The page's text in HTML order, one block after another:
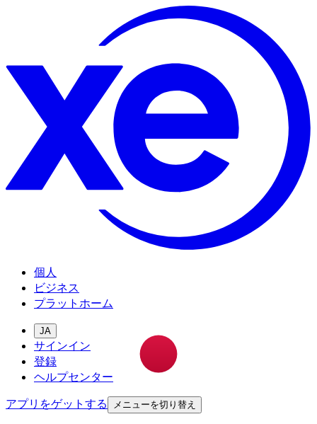
個人
ビジネス
プラットホーム
JA
サインイン
登録
ヘルプセンター
アプリをゲットする
メニューを切り替え